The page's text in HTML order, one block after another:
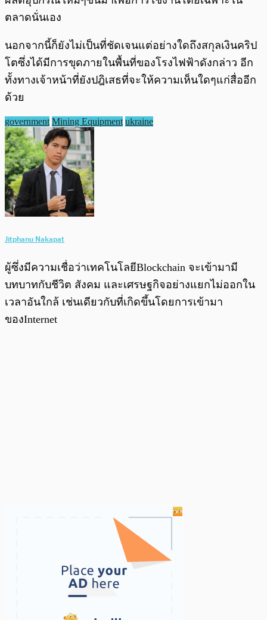
ตลาดนั่นเอง
นอกจากนี้ก็ยังไม่เป็นที่ชัดเจนแต่อย่างใดถึงสกุลเงินคริป
โตซึ่งได้มีการขุดภายในพื้นที่ของโรงไฟฟ้าดังกล่าว อีก
ทั้งทางเจ้าหน้าที่ยังปฎิเสธที่จะให้ความเห็นใดๆแก่สื่ออีก
ด้วย
government Mining Equipment ukraine
Jitphanu Nakapat
ผู้ซึ่งมีความเชื่อว่าเทคโนโลยีBlockchain จะเข้ามามี
บทบาทกับชีวิต สังคม และเศรษฐกิจอย่างแยกไม่ออกใน
เวลาอันใกล้ เช่นเดียวกับที่เกิดขึ้นโดยการเข้ามา
ของInternet